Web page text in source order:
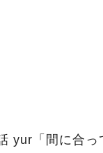
の話 yur「間に